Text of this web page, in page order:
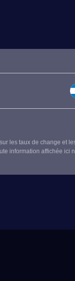
les taux de change et
information affichée ici